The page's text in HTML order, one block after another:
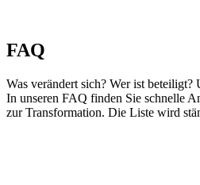
FAQ
Was verändert sich? Wer ist beteiligt?
In unseren FAQ finden Sie schnelle
zur Transformation. Die Liste wird